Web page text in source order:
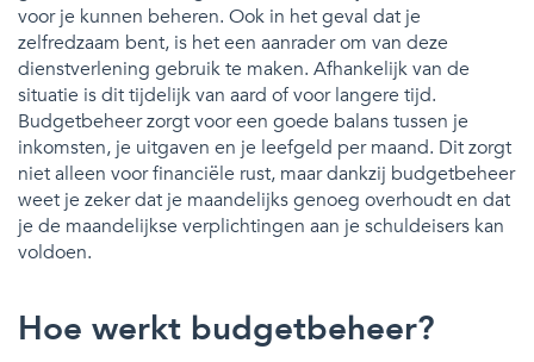
voor je kunnen beheren. Ook in het geval dat je
zelfredzaam bent, is het een aanrader om van deze
dienstverlening gebruik te maken. Afhankelijk van de
situatie is dit tijdelijk van aard of voor langere tijd.
Budgetbeheer zorgt voor een goede balans tussen je
inkomsten, je uitgaven en je leefgeld per maand. Dit zorgt
niet alleen voor financiële rust, maar dankzij budgetbeheer
weet je zeker dat je maandelijks genoeg overhoudt en dat
je de maandelijkse verplichtingen aan je schuldeisers kan
voldoen.
Hoe werkt budgetbeheer?